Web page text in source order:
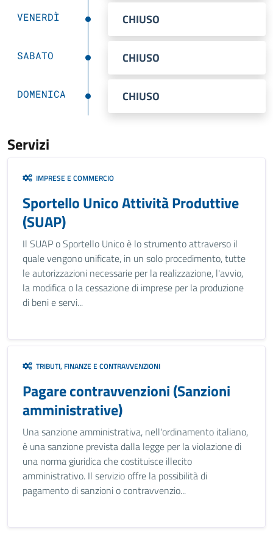
VENERDÌ CHIUSO
SABATO CHIUSO
DOMENICA CHIUSO
Servizi
IMPRESE E COMMERCIO
Sportello Unico Attività Produttive
(SUAP)
Il SUAP o Sportello Unico è lo strumento attraverso il
quale vengono unificate, in un solo procedimento, tutte
le autorizzazioni necessarie per la realizzazione, l'avvio,
la modifica o la cessazione di imprese per la produzione
di beni e servi...
TRIBUTI, FINANZE E CONTRAVVENZIONI
Pagare contravvenzioni (Sanzioni
amministrative)
Una sanzione amministrativa, nell'ordinamento italiano,
è una sanzione prevista dalla legge per la violazione di
una norma giuridica che costituisce illecito
amministrativo. Il servizio offre la possibilità di
pagamento di sanzioni o contravvenzio...